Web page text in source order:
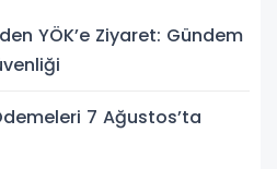
YÖK’e Ziyaret: Gündem
7 Ağustos’ta